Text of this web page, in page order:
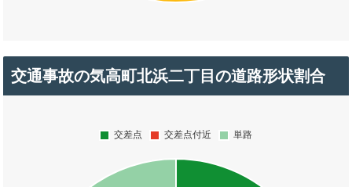
交通事故の気高町北浜二丁目の道路形状割合